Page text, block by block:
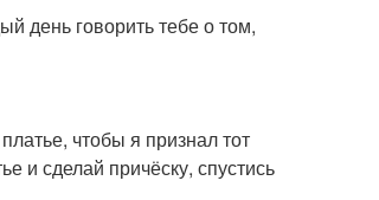
день говорить тебе о том,
чтобы я признал тот
и сделай причёску, спустись